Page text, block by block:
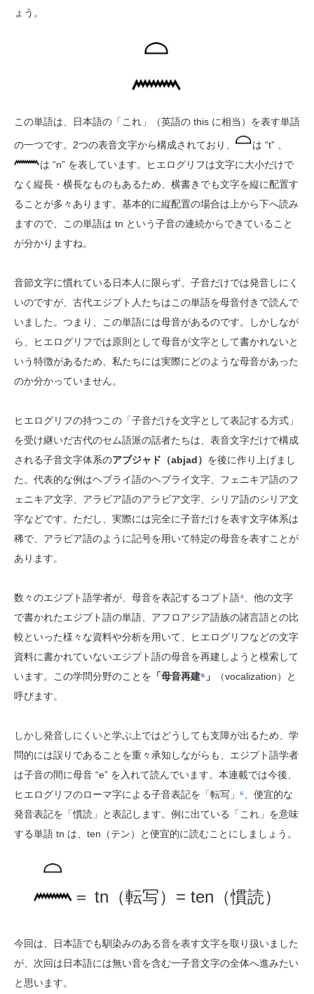
ょう。
この単語は、日本語の「これ」（英語の this に相当）を表す単語
の一つです。2つの表音文字から構成されており、
は “t” 、
は “n” を表しています。ヒエログリフは文字に大小だけで
なく縦長・横長なものもあるため、横書きでも文字を縦に配置す
ることが多々あります。基本的に縦配置の場合は上から下へ読み
ますので、この単語は tn という子音の連続からできていること
が分かりますね。
音節文字に慣れている日本人に限らず、子音だけでは発音しにく
いのですが、古代エジプト人たちはこの単語を母音付きで読んで
いました。つまり、この単語には母音があるのです。しかしなが
ら、ヒエログリフでは原則として母音が文字として書かれないと
いう特徴があるため、私たちには実際にどのような母音があった
のか分かっていません。
ヒエログリフの持つこの「子音だけを文字として表記する方式」
を受け継いだ古代のセム語派の話者たちは、表音文字だけで構成
される子音文字体系のアブジャド（abjad） を後に作り上げまし
た。代表的な例はヘブライ語のヘブライ文字、フェニキア語のフ
ェニキア文字、アラビア語のアラビア文字、シリア語のシリア文
字などです。ただし、実際には完全に子音だけを表す文字体系は
稀で、アラビア語のように記号を用いて特定の母音を表すことが
あります。
数々のエジプト語学者が、母音を表記するコプト語⁴、他の文字
で書かれたエジプト語の単語、アフロアジア語族の諸言語との比
較といった様々な資料や分析を用いて、ヒエログリフなどの文字
資料に書かれていないエジプト語の母音を再建しようと模索して
います。この学問分野のことを 「母音再建⁵ 」
（vocalization）と
呼びます。
しかし発音しにくいと学ぶ上ではどうしても支障が出るため、学
問的には誤りであることを重々承知しながらも、エジプト語学者
は子音の間に母音 “e” を入れて読んでいます。本連載では今後、
ヒエログリフのローマ字による子音表記を「転写」 ⁶、便宜的な
発音表記を「慣読」と表記します。例に出ている「これ」を意味
する単語 tn は、ten（テン）と便宜的に読むことにしましょう。
＝ tn（転写）= ten（慣読）
今回は、日本語でも馴染みのある音を表す文字を取り扱いました
が、次回は日本語には無い音を含む一子音文字の全体へ進みたい
と思います。